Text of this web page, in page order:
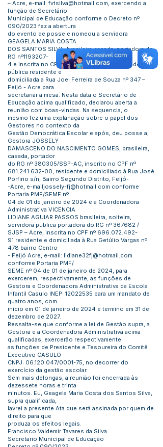
– Acre, e-mail:fvtsilva@hotmail.com, exercendo a
função de Secretário
Municipal de Educação conforme o Decreto nº
090/2023 fez a abertura
do evento de posse e nomeou a servidora
GEAGELA MARIA COSTA
DOS SANTOS SILVA, brasileira casada, portadora do
RG nº1193207-
4 e inscrita no CPF nº 024.132.942-60
, servidora
pública residente e
domiciliada a Rua Joel Ferreira de Souza nº 347 –
Feijó - Acre para
secretariar a mesa. Nesta data o Secretário de
Educação acima qualificado, declarou aberta a
reunião com boas-vindas. Na sequencia, o
mesmo fez uma explanação sobre o papel dos
Gestores no contexto da
Gestão Democrática Escolar e após, deu posse a,
Gestora JOSSELY
DAMASCENO DO NASCIMENTO GOMES, brasileira,
casada, portador
do RG nº 380305/SSP-AC, inscrito no CPF nº
681.241.632-00, residente e domiciliado à Rua José
Porfirio s/n, Bairro Segundo Distrito, Feijó-
-Acre, e-mailjossely-fj@hotmail.com conforme
Portaria PMF/SEME nº
04 de 01 de janeiro de 2024 e a Coordenadora
Administrativa VICENCIA
LIDIANE AGUIAR PASSOS brasileira, solteira,
servidora publica portadora do RG nº 367682 /
SJSP – Acre, inscrita no CPF nº 696.072.492-
91 residente e domiciliada à Rua Getúlio Vargas nº
478 bairro Centro
- Feijó Acre, e-mail: lidiane32fj@hotmail.com
conforme Portaria PMF/
SEME nº 04 de 01 de janeiro de 2024, para
exercerem, respectivamente, as funções de
Gestora e Coordenadora Administrativa da Escola
Infantil Casulo INEP: 12022535 para um mandato de
quatro anos, com
inicio em 01 de janeiro de 2024 e termino em 31 de
dezembro de 2027.
Ressalta-se que conforme a lei de Gestão supra, a
Gestora e a Coordenadora Administrativa acima
qualificadas, exercerão respectivamente
as funções de Presidente e Tesoureira do Comitê
Executivo CASULO
CNPJ: 06.120.047/0001-75, no decorrer do
exercício da gestão escolar.
Sem mais delongas, a reunião foi encerrada às
dezessete horas e trinta
minutos. Eu, Geagela Maria Costa dos Santos Silva,
supra qualificada,
lavrei a presente Ata que será assinada por quem de
direito para que
produza os efeitos legais.
Francisco Valdemir Tavares da Silva
Secretario Municipal de Educação